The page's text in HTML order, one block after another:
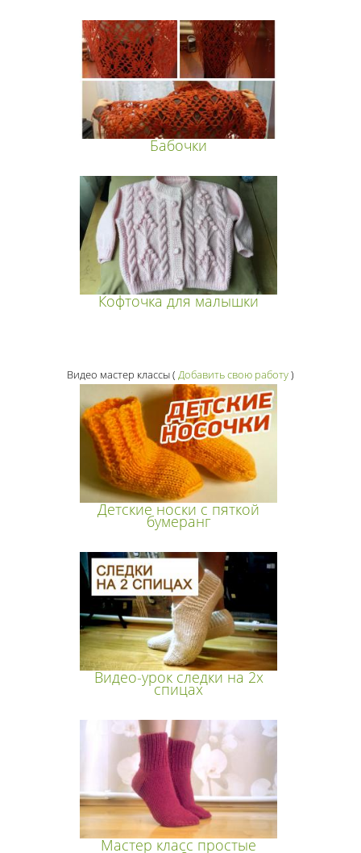
Бабочки
Кофточка для малышки
Видео мастер классы( Добавить свою работу)
Детские носки с пяткой
бумеранг
Видео-урок следки на 2х
спицах
Мастер класс простые